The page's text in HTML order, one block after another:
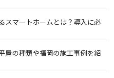
スマートホームとは？導入に必
屋の種類や福岡の施工事例を紹